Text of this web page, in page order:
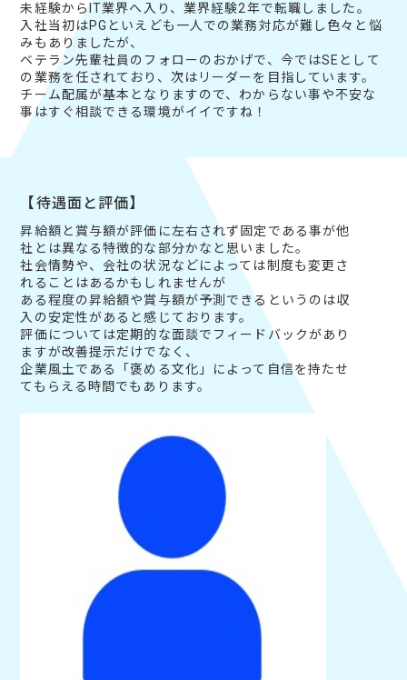
未経験からIT業界へ入り、業界経験2年で転職しました。
入社当初はPGといえども一人での業務対応が難し色々と悩
みもありましたが、
ベテラン先輩社員のフォローのおかげで、今ではSEとして
の業務を任されており、次はリーダーを目指しています。
チーム配属が基本となりますので、わからない事や不安な
事はすぐ相談できる環境がイイですね！
【待遇面と評価】
昇給額と賞与額が評価に左右されず固定である事が他
社とは異なる特徴的な部分かなと思いました。
社会情勢や、会社の状況などによっては制度も変更さ
れることはあるかもしれませんが
ある程度の昇給額や賞与額が予測できるというのは収
入の安定性があると感じております。
評価については定期的な面談でフィードバックがあり
ますが改善提示だけでなく、
企業風土である「褒める文化」によって自信を持たせ
てもらえる時間でもあります。